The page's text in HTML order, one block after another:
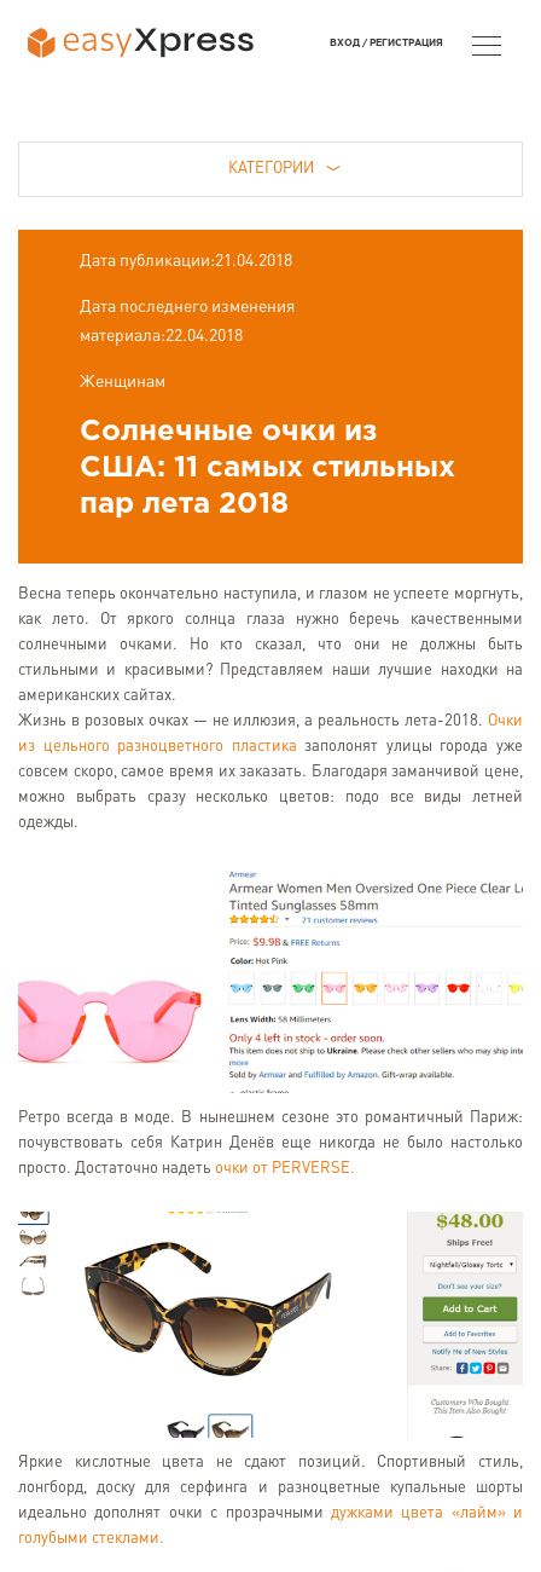
КАТЕГОРИИ
Дата публикации:21.04.2018
Дата последнего изменения
материала:22.04.2018
Женщинам
Солнечные очки из
США: 11 самых стильных
пар лета 2018
Весна теперь окончательно наступила, и глазом не успеете моргнуть,
как лето. От яркого солнца глаза нужно беречь качественными
солнечными очками. Но кто сказал, что они не должны быть
стильными и красивыми? Представляем наши лучшие находки на
американских сайтах.
Жизнь в розовых очках — не иллюзия, а реальность лета-2018. Очки
из цельного разноцветного пластика заполонят улицы города уже
совсем скоро, самое время их заказать. Благодаря заманчивой цене,
можно выбрать сразу несколько цветов: подо все виды летней
одежды.
Ретро всегда в моде. В нынешнем сезоне это романтичный Париж:
почувствовать себя Катрин Денёв еще никогда не было настолько
просто. Достаточно надеть очки от PERVERSE.
Яркие кислотные цвета не сдают позиций. Спортивный стиль,
лонгборд, доску для серфинга и разноцветные купальные шорты
идеально дополнят очки с прозрачными дужками цвета «лайм» и
голубыми стеклами.
ВХОД / РЕГИСТРАЦИЯ